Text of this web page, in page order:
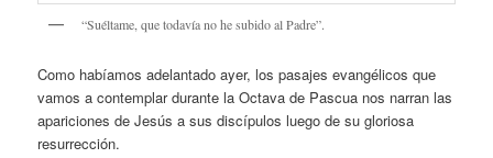
“Suéltame, que todavía no he subido al Padre”.
Como habíamos adelantado ayer, los pasajes evangélicos que
vamos a contemplar durante la Octava de Pascua nos narran las
apariciones de Jesús a sus discípulos luego de su gloriosa
resurrección.